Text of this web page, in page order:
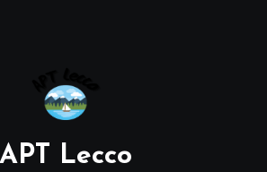
APT Lecco